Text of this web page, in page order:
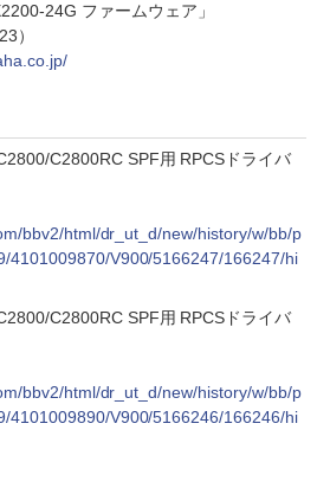
24G ファームウェア」
）
C2800RC SPF用 RPCSドライバ
bbv2/html/dr_ut_d/new/history/w/bb/p
4101009870/V900/5166247/166247/hi
C2800RC SPF用 RPCSドライバ
bbv2/html/dr_ut_d/new/history/w/bb/p
4101009890/V900/5166246/166246/hi